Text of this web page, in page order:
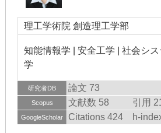
理工学術院 創造理工学部
知能情報学 | 安全工学 | 社会シ
学
研究者DB 論文 73
Scopus 文献数 58 引用
GoogleScholar Citations 424 h-